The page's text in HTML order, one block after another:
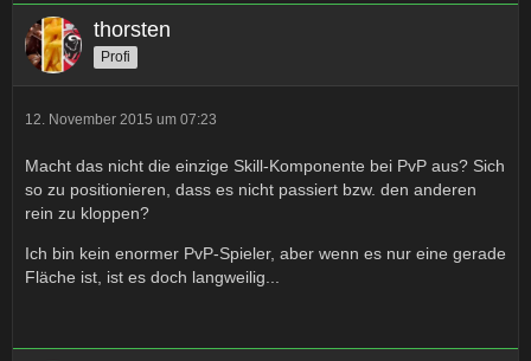
thorsten
Profi
12. November 2015 um 07:23
Macht das nicht die einzige Skill-Komponente bei PvP aus? Sich
so zu positionieren, dass es nicht passiert bzw. den anderen
rein zu kloppen?
Ich bin kein enormer PvP-Spieler, aber wenn es nur eine gerade
Fläche ist, ist es doch langweilig...